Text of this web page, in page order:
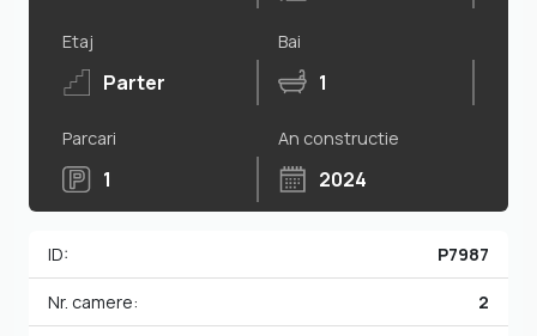
Etaj
Parter
Bai
1
Parcari
1
An constructie
2024
ID: P7987
Nr. camere: 2